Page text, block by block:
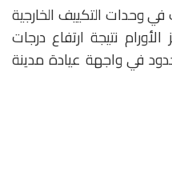
وحدات التكييف الخارجية
نتيجة ارتفاع درجات
في واجهة عيادة مدينة